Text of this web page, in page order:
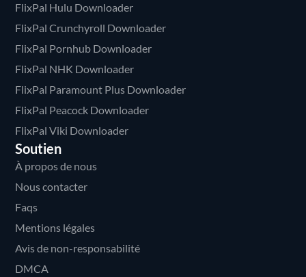
FlixPal Hulu Downloader
FlixPal Crunchyroll Downloader
FlixPal Pornhub Downloader
FlixPal NHK Downloader
FlixPal Paramount Plus Downloader
FlixPal Peacock Downloader
FlixPal Viki Downloader
Soutien
À propos de nous
Nous contacter
Faqs
Mentions légales
Avis de non-responsabilité
DMCA